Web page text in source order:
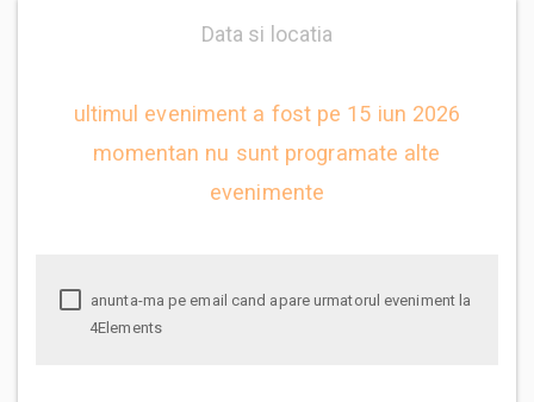
Data si locatia
ultimul eveniment a fost pe 15 iun 2026
momentan nu sunt programate alte
evenimente
4Elements